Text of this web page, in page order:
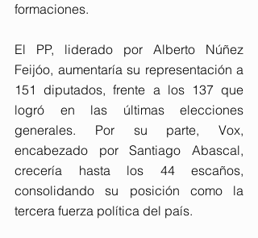
formaciones.
El PP, liderado por Alberto Núñez
Feijóo, aumentaría su representación a
151 diputados, frente a los 137 que
logró en las últimas elecciones
generales. Por su parte, Vox,
encabezado por Santiago Abascal,
crecería hasta los 44 escaños,
consolidando su posición como la
tercera fuerza política del país.